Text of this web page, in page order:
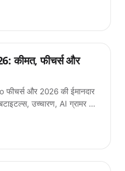
कीमत, फीचर्स और
और 2026 की ईमानदार
उच्चारण, AI ग्रामर और